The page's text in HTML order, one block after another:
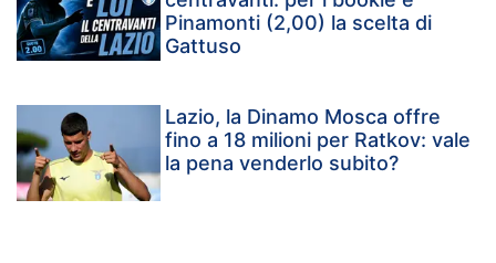
Pinamonti (2,00) la scelta di
Gattuso
Lazio, la Dinamo Mosca offre
fino a 18 milioni per Ratkov: vale
la pena venderlo subito?